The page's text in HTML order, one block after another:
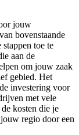
jouw
bovenstaande
toe te
aan de
om jouw zaak
gebied. Het
investering voor
met vele
kosten die je
regio door een